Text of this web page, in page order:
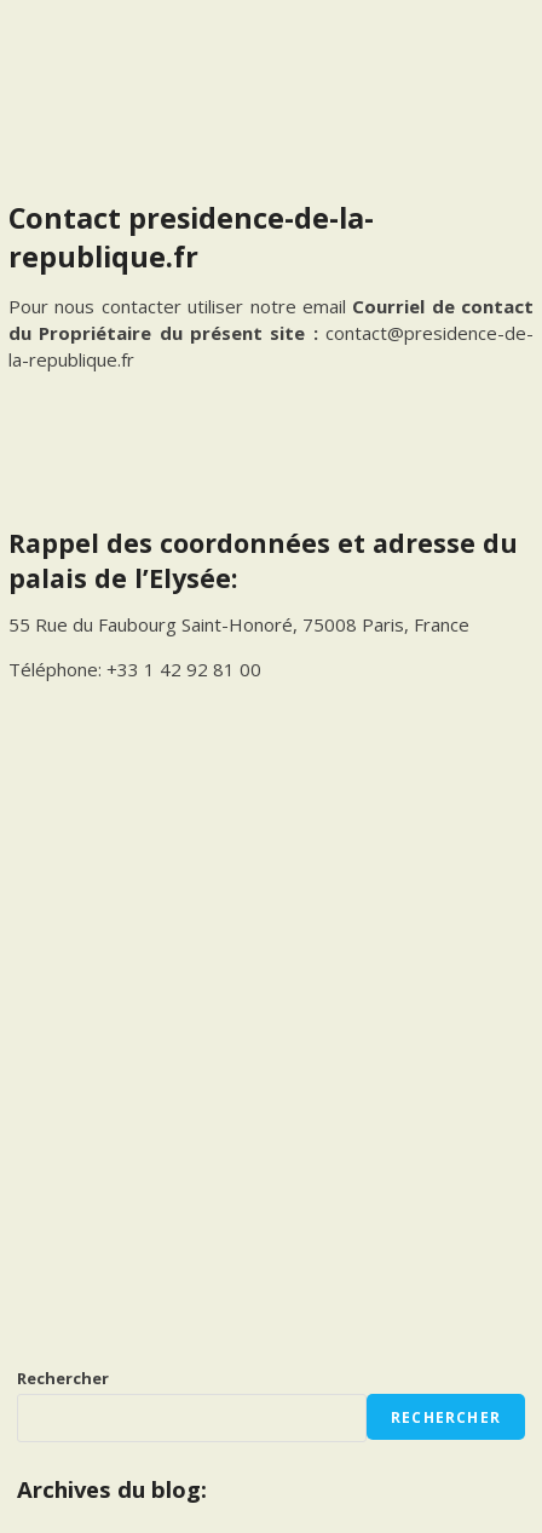
Contact presidence-de-la-
republique.fr
Pour nous contacter utiliser notre email Courriel de contact
du Propriétaire du présent site :contact@presidence-de-
la-republique.fr
Rappel des coordonnées et adresse du
palais de l’Elysée:
55 Rue du Faubourg Saint-Honoré, 75008 Paris, France
Téléphone: +33 1 42 92 81 00
Rechercher
RECHERCHER
Archives du blog: